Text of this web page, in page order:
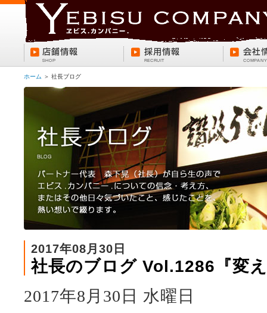
ホーム ＞ 社長ブログ
2017年08月30日
社長のブログ Vol.1286『変
2017年8月30日 水曜日